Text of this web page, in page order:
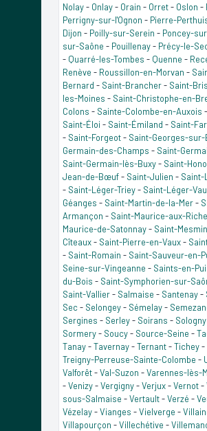
Nolay- Onlay- Orain - Orret- Oslon -
Perrigny-sur-l'Ognon - Pierre-
Dijon - Poilly-sur-Serein - Poncey-
sur-Saône - Pouillenay- Précy-le-
- Quarré-les-Tombes - Quenne -
Renève - Roussillon-en-Morvan -
Bernard - Saint-Brancher- Saint-
les-Moines - Saint-Christophe-en-
Colons - Sainte-Colombe-en-Auxois -
Saint-Éloi - Saint-Émiland - Saint-
- Saint-Forgeot- Saint-Georges-sur-
Germain-des-Champs - Saint-
Saint-Germain-lès-Buxy- Saint-
Jean-de-Bœuf- Saint-Julien - Saint-
- Saint-Léger-Triey- Saint-Léger-
Géanges - Saint-Martin-de-la-Mer-
Armançon - Saint-Maurice-aux-
Maurice-de-Satonnay- Saint-Mesmin
Cîteaux- Saint-Pierre-en-Vaux-
- Saint-Romain - Saint-Sauveur-en-
Seine-sur-Vingeanne - Saints-en-
du-Bois - Saint-Symphorien-sur-
Saint-Vallier- Salmaise - Santenay-
Sec - Selongey- Sémelay-
Sergines - Serley- Soirans - Sologny
Sormery- Soucy- Source-Seine -
Tanay-Tavernay-Ternant-Tichey-
Treigny-Perreuse-Sainte-Colombe -
Valforêt-Val-Suzon -Varennes-lès-
-Venizy-Vergigny-Verjux-Vernot-
sous-Salmaise -Vertault-Verzé -
Vézelay-Vianges -Vielverge -
Villapourçon -Villechétive -